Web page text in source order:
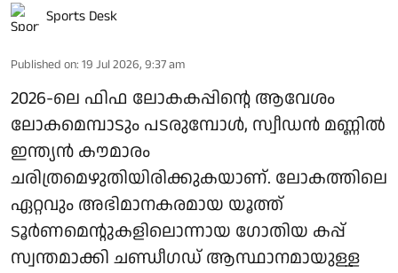
Sports Desk
Published on: 19 Jul 2026, 9:37 am
2026-ലെ ഫിഫ ലോകകപ്പിന്റെ ആവേശം
ലോകമെമ്പാടും പടരുമ്പോള്‍, സ്വീഡന്‍ മണ്ണില്‍
ഇന്ത്യന്‍ കൗമാരം
ചരിത്രമെഴുതിയിരിക്കുകയാണ്. ലോകത്തിലെ
ഏറ്റവും അഭിമാനകരമായ യൂത്ത്
ടൂര്‍ണമെന്റുകളിലൊന്നായ ഗോതിയ കപ്പ്
സ്വന്തമാക്കി ചണ്ഡീഗഡ് ആസ്ഥാനമായുള്ള